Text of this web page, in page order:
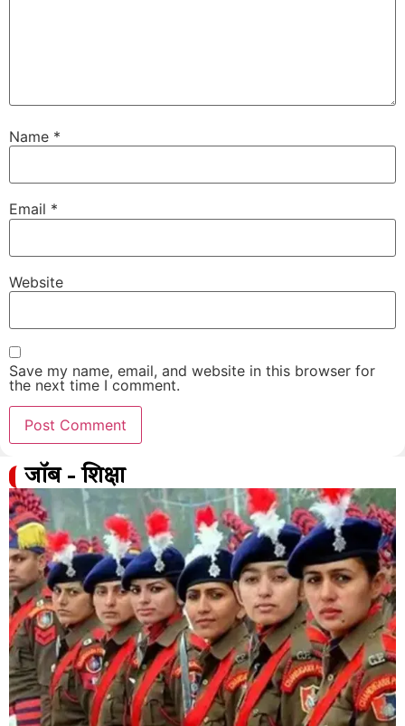
Name *
Email *
Website
Save my name, email, and website in this browser for
the next time I comment.
जॉब - शिक्षा